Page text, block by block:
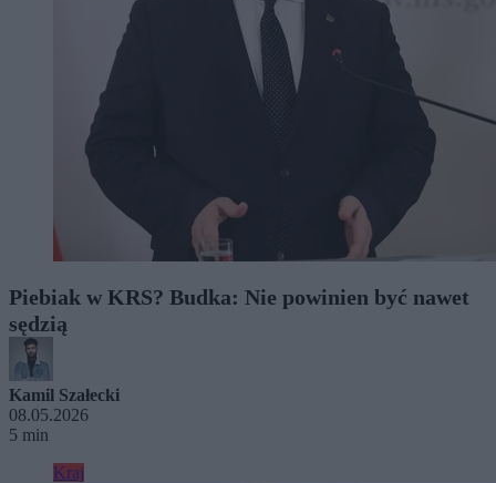
Piebiak w KRS? Budka: Nie powinien być nawet
sędzią
Kamil Szałecki
08.05.2026
5 min
Kraj